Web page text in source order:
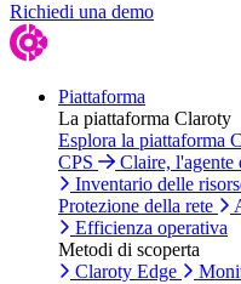
Richiedi una demo
Piattaforma
La piattaforma Claroty
Esplora la piattaforma
CPS
Claire, l'agente
Inventario delle
Protezione della rete
Efficienza operativa
Metodi di scoperta
Claroty Edge